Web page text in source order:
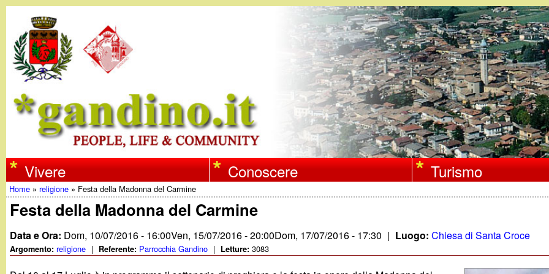
Salta
al
contenuto
principale
w
w
w
.
Vivere Conoscere Turismo
Tu
sei
qui
Home »religione » Festa della Madonna del Carmine
Festa della Madonna del Carmine
Data e Ora: Dom, 10/07/2016 - 16:00Ven, 15/07/2016 - 20:00Dom, 17/07/2016 - 17:30 | Luogo:Chiesa di Santa Croce
Argomento:religione | Referente: Parrocchia Gandino | Letture:3083